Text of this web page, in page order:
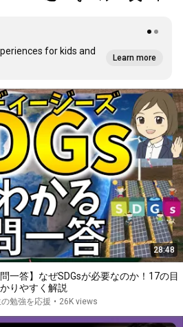
for kids and
Learn more
28:48
問一答】なぜSDGsが必要なのか！17の目
りやすく解説
勉強を応援 • 26K views